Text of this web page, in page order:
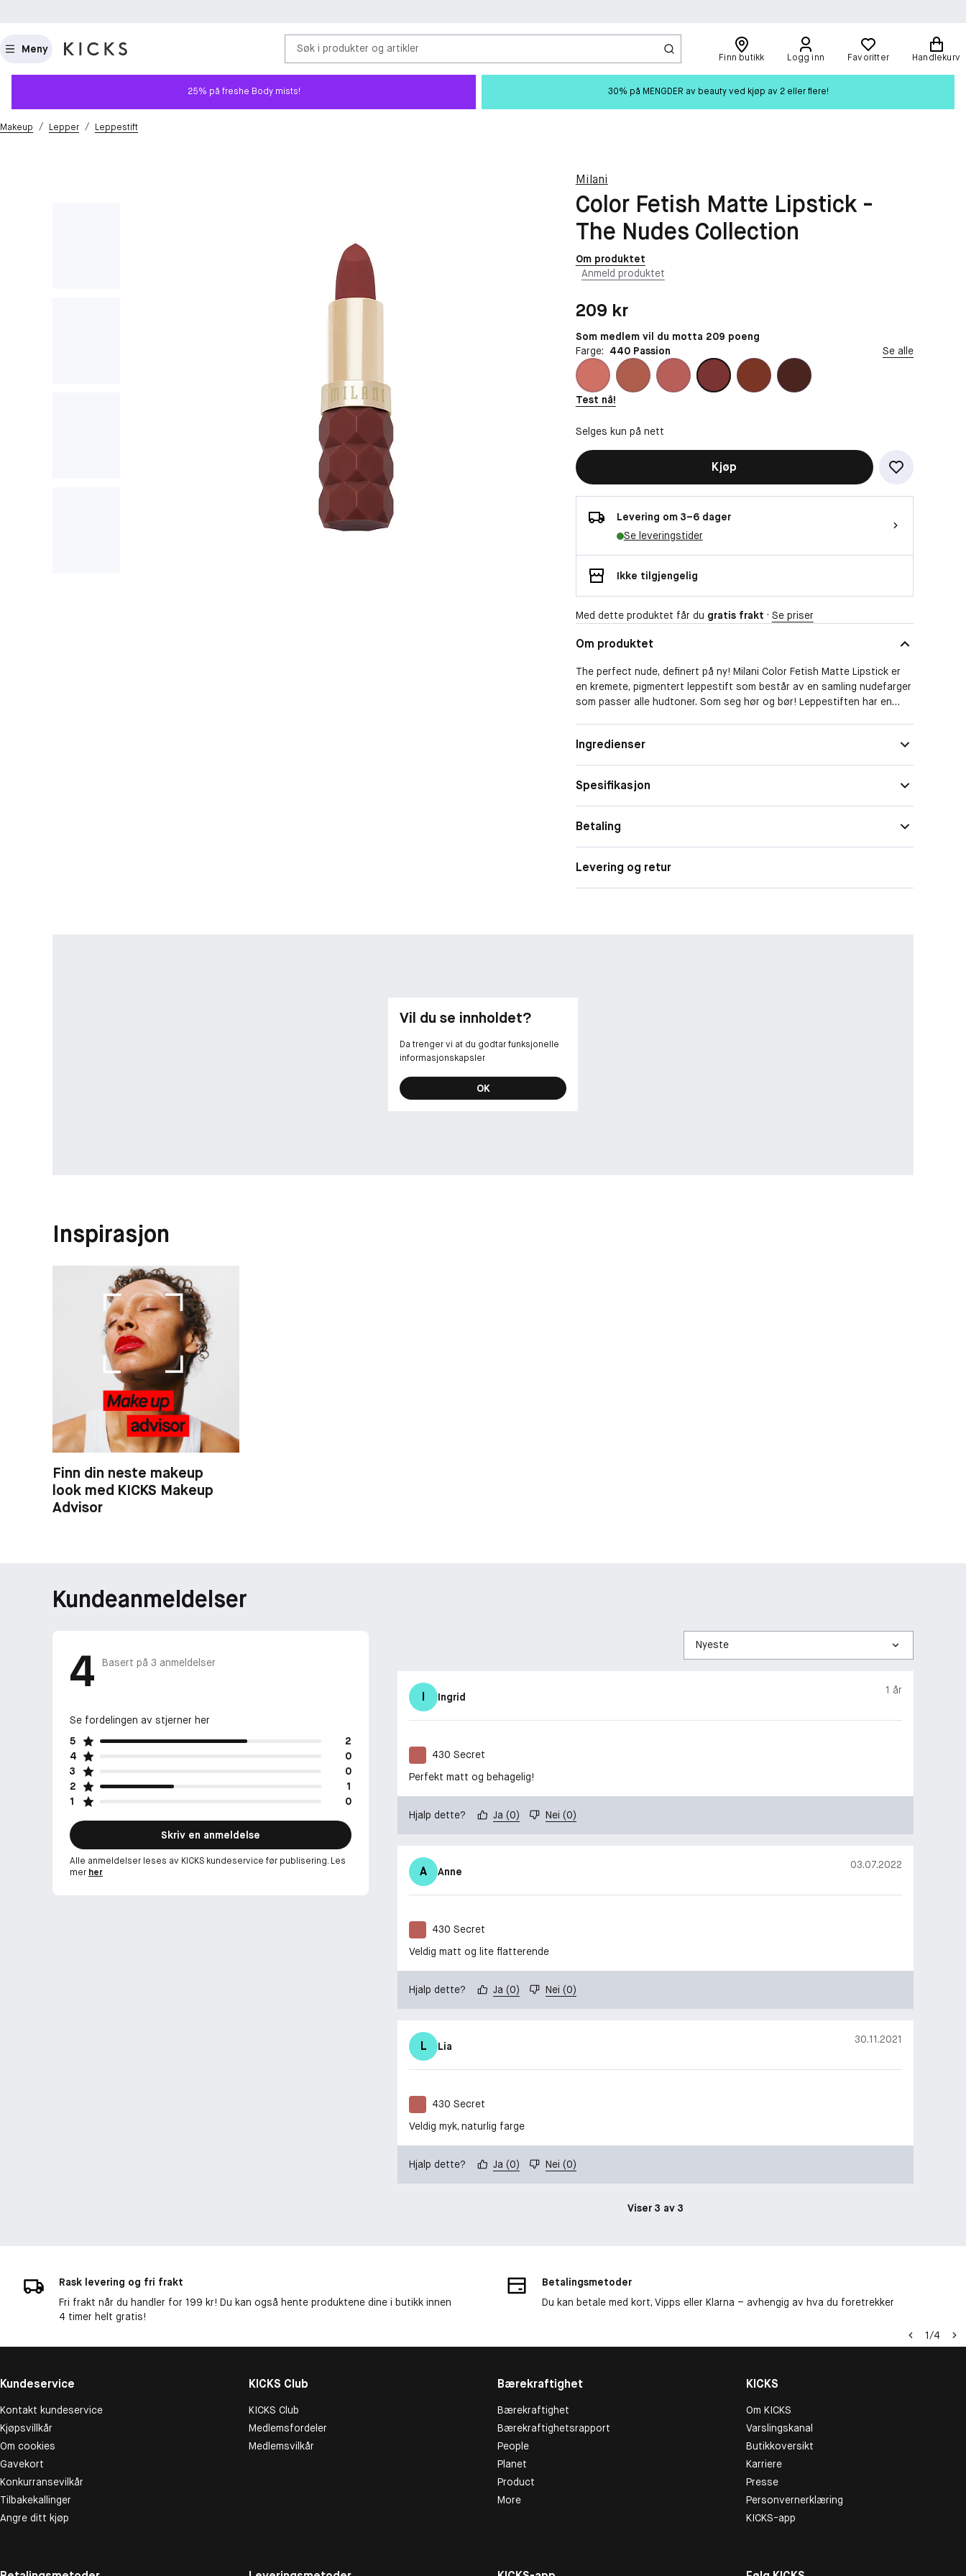
Meny Søk i produkter og artikler
Finn butikk Logg inn Favoritter Handlekurv
25% på freshe Body mists! 30% på MENGDER av beauty ved kjøp av 2 eller flere!
Makeup / Lepper / Leppestift
Milani
Color Fetish Matte Lipstick -
The Nudes Collection
Om produktet
Anmeld produktet
Farge: 440 Passion Se alle
Test nå!
Pris: 209 kr
209 kr
Som medlem vil du motta 209 poeng
Selges kun på nett
Kjøp
Levering om 3–6 dager
Se leveringstider
Ikke tilgjengelig
Med dette produktet får du gratis frakt · Se priser
Om produktet
The perfect nude, definert på ny! Milani Color Fetish Matte Lipstick er
en kremete, pigmentert leppestift som består av en samling nudefarger
som passer alle hudtoner. Som seg hør og bør! Leppestiften har en
Ingredienser
Spesifikasjon
Betaling
Levering og retur
Vil du se innholdet?
Da trenger vi at du godtar funksjonelle
informasjonskapsler
OK
Inspirasjon
Finn din neste makeup
look med KICKS Makeup
Advisor
Kundeanmeldelser
4 Basert på 3 anmeldelser
Se fordelingen av stjerner her
5
2
4
0
3
0
2
1
1
0
Skriv en anmeldelse
Alle anmeldelser leses av KICKS kundeservice før publisering. Les
mer her
Sorter
etter
I Ingrid
1 år
430 Secret
Perfekt matt og behagelig!
Hjalp dette? Ja (0) Nei (0)
A Anne
03.07.2022
430 Secret
Veldig matt og lite flatterende
Hjalp dette? Ja (0) Nei (0)
L Lia
30.11.2021
430 Secret
Veldig myk, naturlig farge
Hjalp dette? Ja (0) Nei (0)
Viser 3 av 3
Rask levering og fri frakt
Fri frakt når du handler for 199 kr! Du kan også hente produktene dine i butikk innen
4 timer helt gratis!
Betalingsmetoder
Du kan betale med kort, Vipps eller Klarna – avhengig av hva du foretrekker
1/4
Kundeservice
Kontakt kundeservice
Kjøpsvillkår
Om cookies
Gavekort
Konkurransevilkår
Tilbakekallinger
Angre ditt kjøp
KICKS Club
KICKS Club
Medlemsfordeler
Medlemsvilkår
Bærekraftighet
Bærekraftighet
Bærekraftighetsrapport
People
Planet
Product
More
KICKS
Om KICKS
Varslingskanal
Butikkoversikt
Karriere
Presse
Personvernerklæring
KICKS-app